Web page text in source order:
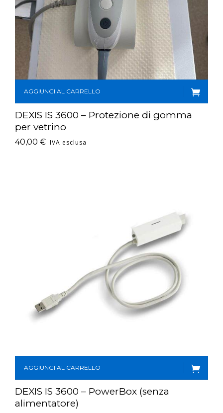
AGGIUNGI AL CARRELLO
DEXIS IS 3600 – Protezione di gomma
per vetrino
40,00 € IVA esclusa
AGGIUNGI AL CARRELLO
DEXIS IS 3600 – PowerBox (senza
alimentatore)